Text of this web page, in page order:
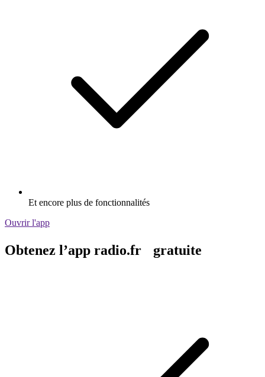
Et encore plus de fonctionnalités
Ouvrir l'app
Obtenez l’app radio.fr gratuite